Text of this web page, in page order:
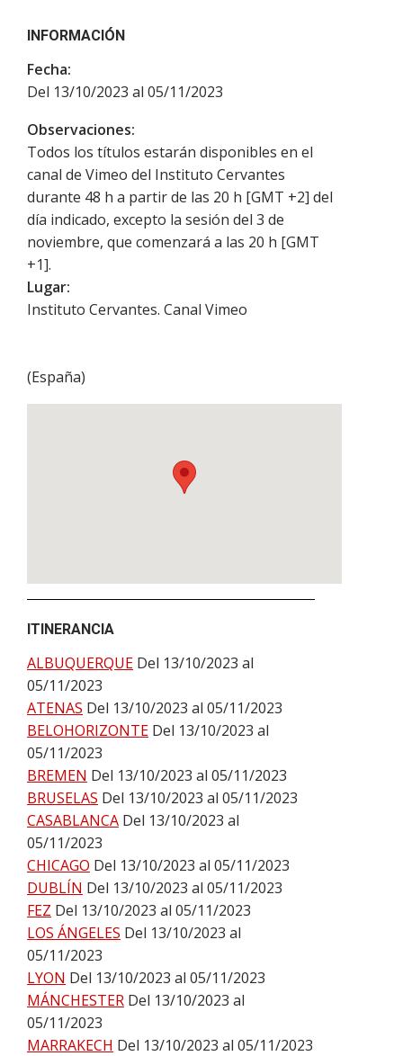
INFORMACIÓN
Fecha:
Del 13/10/2023 al 05/11/2023
Observaciones:
Todos los títulos estarán disponibles en el
canal de Vimeo del Instituto Cervantes
durante 48 h a partir de las 20 h [GMT +2] del
día indicado, excepto la sesión del 3 de
noviembre, que comenzará a las 20 h [GMT
+1].
Lugar:
Instituto Cervantes. Canal Vimeo
(España)
ITINERANCIA
ALBUQUERQUE Del 13/10/2023 al
05/11/2023
ATENAS Del 13/10/2023 al 05/11/2023
BELOHORIZONTE Del 13/10/2023 al
05/11/2023
BREMEN Del 13/10/2023 al 05/11/2023
BRUSELAS Del 13/10/2023 al 05/11/2023
CASABLANCA Del 13/10/2023 al
05/11/2023
CHICAGO Del 13/10/2023 al 05/11/2023
DUBLÍN Del 13/10/2023 al 05/11/2023
FEZ Del 13/10/2023 al 05/11/2023
LOS ÁNGELES Del 13/10/2023 al
05/11/2023
LYON Del 13/10/2023 al 05/11/2023
MÁNCHESTER Del 13/10/2023 al
05/11/2023
MARRAKECH Del 13/10/2023 al 05/11/2023